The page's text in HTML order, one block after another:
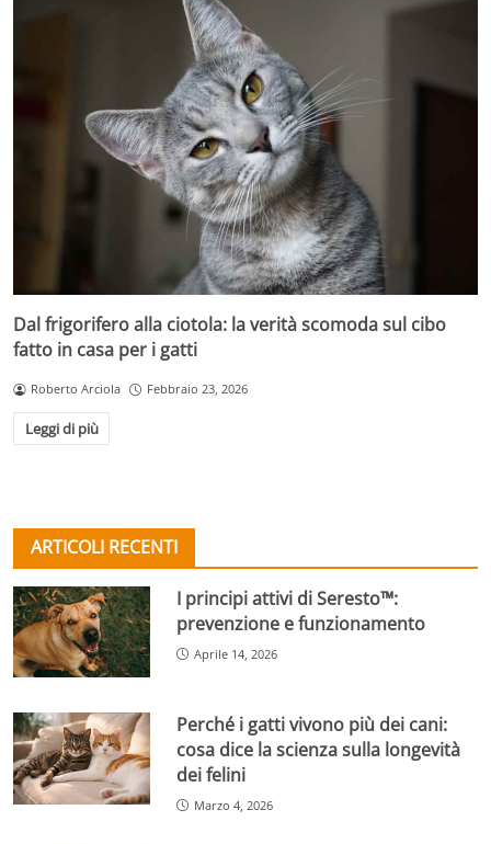
Dal frigorifero alla ciotola: la verità scomoda sul cibo
fatto in casa per i gatti
Roberto Arciola Febbraio 23, 2026
Leggi di più
ARTICOLI RECENTI
I principi attivi di Seresto™:
prevenzione e funzionamento
Aprile 14, 2026
Perché i gatti vivono più dei cani:
cosa dice la scienza sulla longevità
dei felini
Marzo 4, 2026